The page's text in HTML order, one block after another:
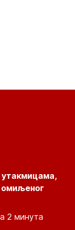
утакмицама,
2 минута